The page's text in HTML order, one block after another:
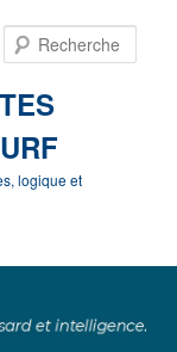
logique et